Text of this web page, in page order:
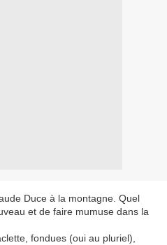
Duce à la montagne. Quel
et de faire mumuse dans la
fondues (oui au pluriel),